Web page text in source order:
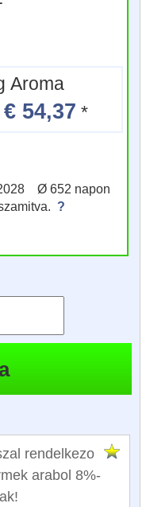
€ 54,37 *
Ø 652 napon
?
rendelkezo
arabol 8%-